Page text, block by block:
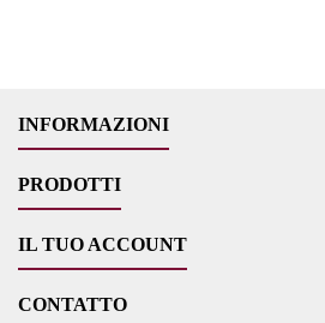
INFORMAZIONI
PRODOTTI
IL TUO ACCOUNT
CONTATTO